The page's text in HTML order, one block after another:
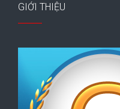
GIỚI THIỆU